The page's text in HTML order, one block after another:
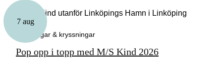
7 aug
Guidningar & kryssningar
Pop opp i topp med M/S Kind 2026